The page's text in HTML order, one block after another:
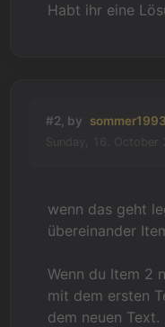
Habt ihr eine
#2, by sommer1993
wenn das geht
übereinander
Wenn du Item 2
mit dem ersten
dem neuen Text.